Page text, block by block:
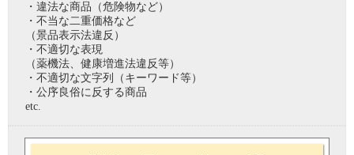
・違法な商品（危険物など）
・不当な二重価格など
（景品表示法違反）
・不適切な表現
（薬機法、健康増進法違反等）
・不適切な文字列（キーワード等）
・公序良俗に反する商品
etc.